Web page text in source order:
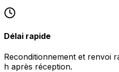
Délai rapide
Reconditionnement et renvoi
h après réception.